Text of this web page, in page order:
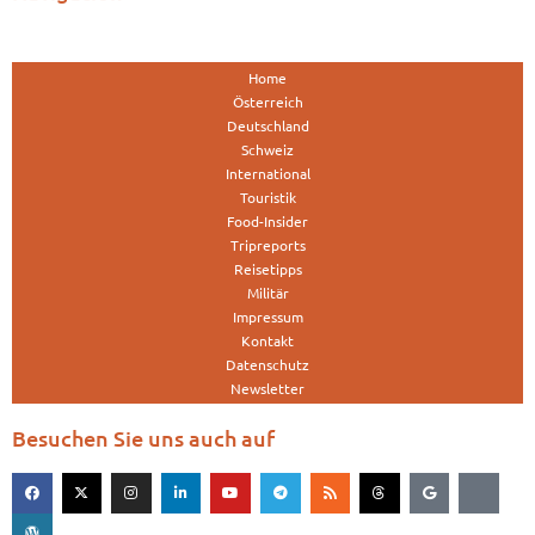
Home
Österreich
Deutschland
Schweiz
International
Touristik
Food-Insider
Tripreports
Reisetipps
Militär
Impressum
Kontakt
Datenschutz
Newsletter
Besuchen Sie uns auch auf